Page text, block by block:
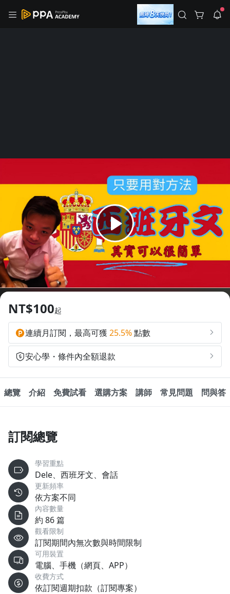
Luis的西班牙文教室｜西班牙文其實可
以很簡單｜從0到B2｜旅遊/檢定/會話/
閱讀 樣樣幫你搞定
4 人學習 47 人追蹤
追蹤
NT$100起
連續月訂閱，最高可獲 25.5%點數
安心學・條件內全額退款
總覽 介紹 免費試看 選購方案 講師 常見問題 問與答
訂閱總覽
學習重點
Dele、西班牙文、會話
更新頻率
依方案不同
內容數量
約 86 篇
觀看限制
訂閱期間內無次數與時間限制
可用裝置
電腦、手機（網頁、APP）
收費方式
依訂閱週期扣款（訂閱專案）
2.0x
1.5x
1.25x
1.0x
0.75x
沒有播放清單
去逛逛